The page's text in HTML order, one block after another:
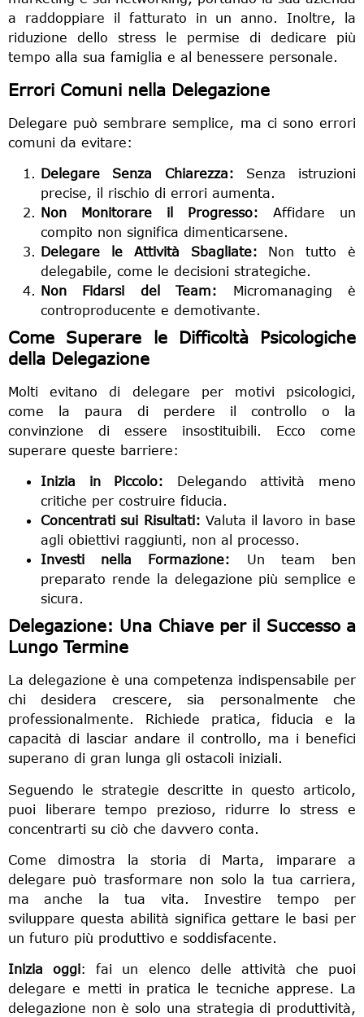
a raddoppiare il fatturato in un anno. Inoltre, la
riduzione dello stress le permise di dedicare più
tempo alla sua famiglia e al benessere personale.
Errori Comuni nella Delegazione
Delegare può sembrare semplice, ma ci sono errori
comuni da evitare:
Delegare Senza Chiarezza: Senza istruzioni
precise, il rischio di errori aumenta.
Non Monitorare il Progresso: Affidare un
compito non significa dimenticarsene.
Delegare le Attività Sbagliate: Non tutto è
delegabile, come le decisioni strategiche.
Non Fidarsi del Team: Micromanaging è
controproducente e demotivante.
Come Superare le Difficoltà Psicologiche
della Delegazione
Molti evitano di delegare per motivi psicologici,
come la paura di perdere il controllo o la
convinzione di essere insostituibili. Ecco come
superare queste barriere:
Inizia in Piccolo: Delegando attività meno
critiche per costruire fiducia.
Concentrati sui Risultati: Valuta il lavoro in base
agli obiettivi raggiunti, non al processo.
Investi nella Formazione: Un team ben
preparato rende la delegazione più semplice e
sicura.
Delegazione: Una Chiave per il Successo a
Lungo Termine
La delegazione è una competenza indispensabile per
chi desidera crescere, sia personalmente che
professionalmente. Richiede pratica, fiducia e la
capacità di lasciar andare il controllo, ma i benefici
superano di gran lunga gli ostacoli iniziali.
Seguendo le strategie descritte in questo articolo,
puoi liberare tempo prezioso, ridurre lo stress e
concentrarti su ciò che davvero conta.
Come dimostra la storia di Marta, imparare a
delegare può trasformare non solo la tua carriera,
ma anche la tua vita. Investire tempo per
sviluppare questa abilità significa gettare le basi per
un futuro più produttivo e soddisfacente.
Inizia oggi: fai un elenco delle attività che puoi
delegare e metti in pratica le tecniche apprese. La
delegazione non è solo una strategia di produttività,